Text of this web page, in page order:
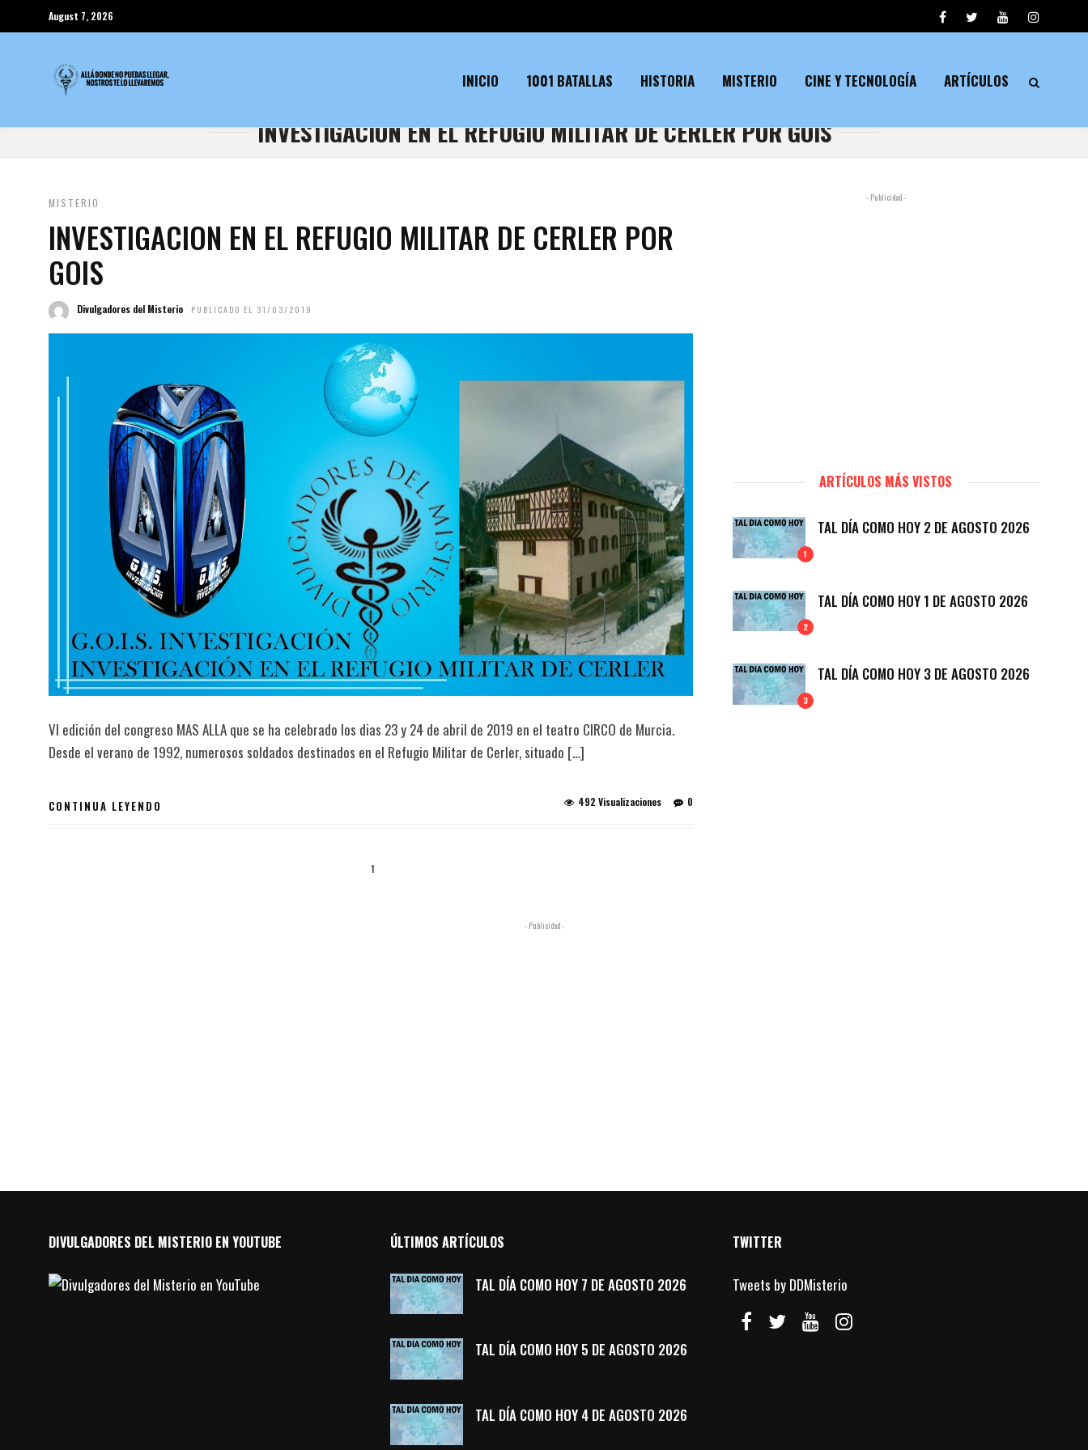
August 7, 2026
INICIO 1001 BATALLAS HISTORIA MISTERIO CINE Y TECNOLOGÍA ARTÍCULOS
INVESTIGACION EN EL REFUGIO MILITAR DE CERLER POR GOIS
MISTERIO
INVESTIGACION EN EL REFUGIO MILITAR DE CERLER POR
GOIS
Divulgadores del Misterio PUBLICADO EL 31/03/2019
VI edición del congreso MAS ALLA que se ha celebrado los dias 23 y 24 de abril de 2019 en el teatro CIRCO de Murcia.
Desde el verano de 1992, numerosos soldados destinados en el Refugio Militar de Cerler, situado […]
CONTINUA LEYENDO 0
492 Visualizaciones
1
- Publicidad -
ARTÍCULOS MÁS VISTOS
1
TAL DÍA COMO HOY 2 DE AGOSTO 2026
2
TAL DÍA COMO HOY 1 DE AGOSTO 2026
3
TAL DÍA COMO HOY 3 DE AGOSTO 2026
- Publicidad -
DIVULGADORES DEL MISTERIO EN YOUTUBE ÚLTIMOS ARTÍCULOS
TAL DÍA COMO HOY 7 DE AGOSTO 2026
TAL DÍA COMO HOY 5 DE AGOSTO 2026
TAL DÍA COMO HOY 4 DE AGOSTO 2026
TWITTER
Tweets by DDMisterio